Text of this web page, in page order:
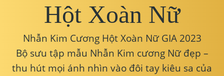
Hột Xoàn Nữ
Nhẫn Kim Cương Hột Xoàn Nữ GIA 2023
Bộ sưu tập mẫu Nhẫn Kim cương Nữ đẹp –
thu hút mọi ánh nhìn vào đôi tay kiêu sa của